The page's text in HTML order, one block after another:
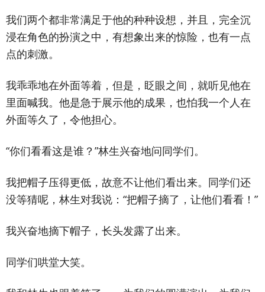
我们两个都非常满足于他的种种设想，并且，完全沉
浸在角色的扮演之中，有想象出来的惊险，也有一点
点的刺激。
我乖乖地在外面等着，但是，眨眼之间，就听见他在
里面喊我。他是急于展示他的成果，也怕我一个人在
外面等久了，令他担心。
“你们看看这是谁？”林生兴奋地问同学们。
我把帽子压得更低，故意不让他们看出来。同学们还
没等猜呢，林生对我说：“把帽子摘了，让他们看看！”
我兴奋地摘下帽子，长头发露了出来。
同学们哄堂大笑。